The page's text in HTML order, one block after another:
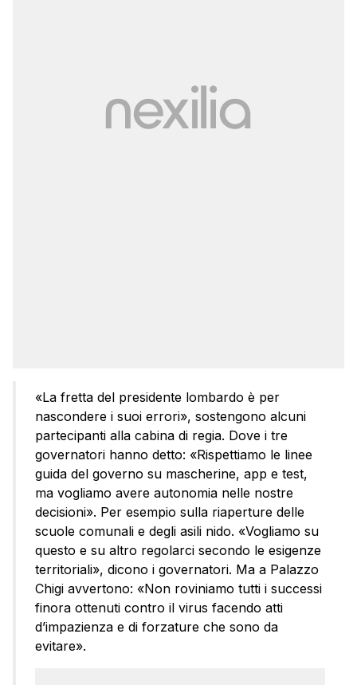
«La fretta del presidente lombardo è per
nascondere i suoi errori», sostengono alcuni
partecipanti alla cabina di regia. Dove i tre
governatori hanno detto: «Rispettiamo le linee
guida del governo su mascherine, app e test,
ma vogliamo avere autonomia nelle nostre
decisioni». Per esempio sulla riaperture delle
scuole comunali e degli asili nido. «Vogliamo su
questo e su altro regolarci secondo le esigenze
territoriali», dicono i governatori. Ma a Palazzo
Chigi avvertono: «Non roviniamo tutti i successi
finora ottenuti contro il virus facendo atti
d’impazienza e di forzature che sono da
evitare».